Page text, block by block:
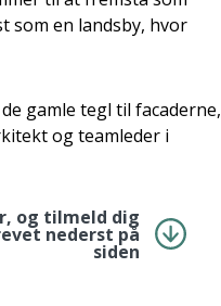
som en landsby, hvor
gamle tegl til facaderne,
og teamleder i
og tilmeld dig
nederst på
siden